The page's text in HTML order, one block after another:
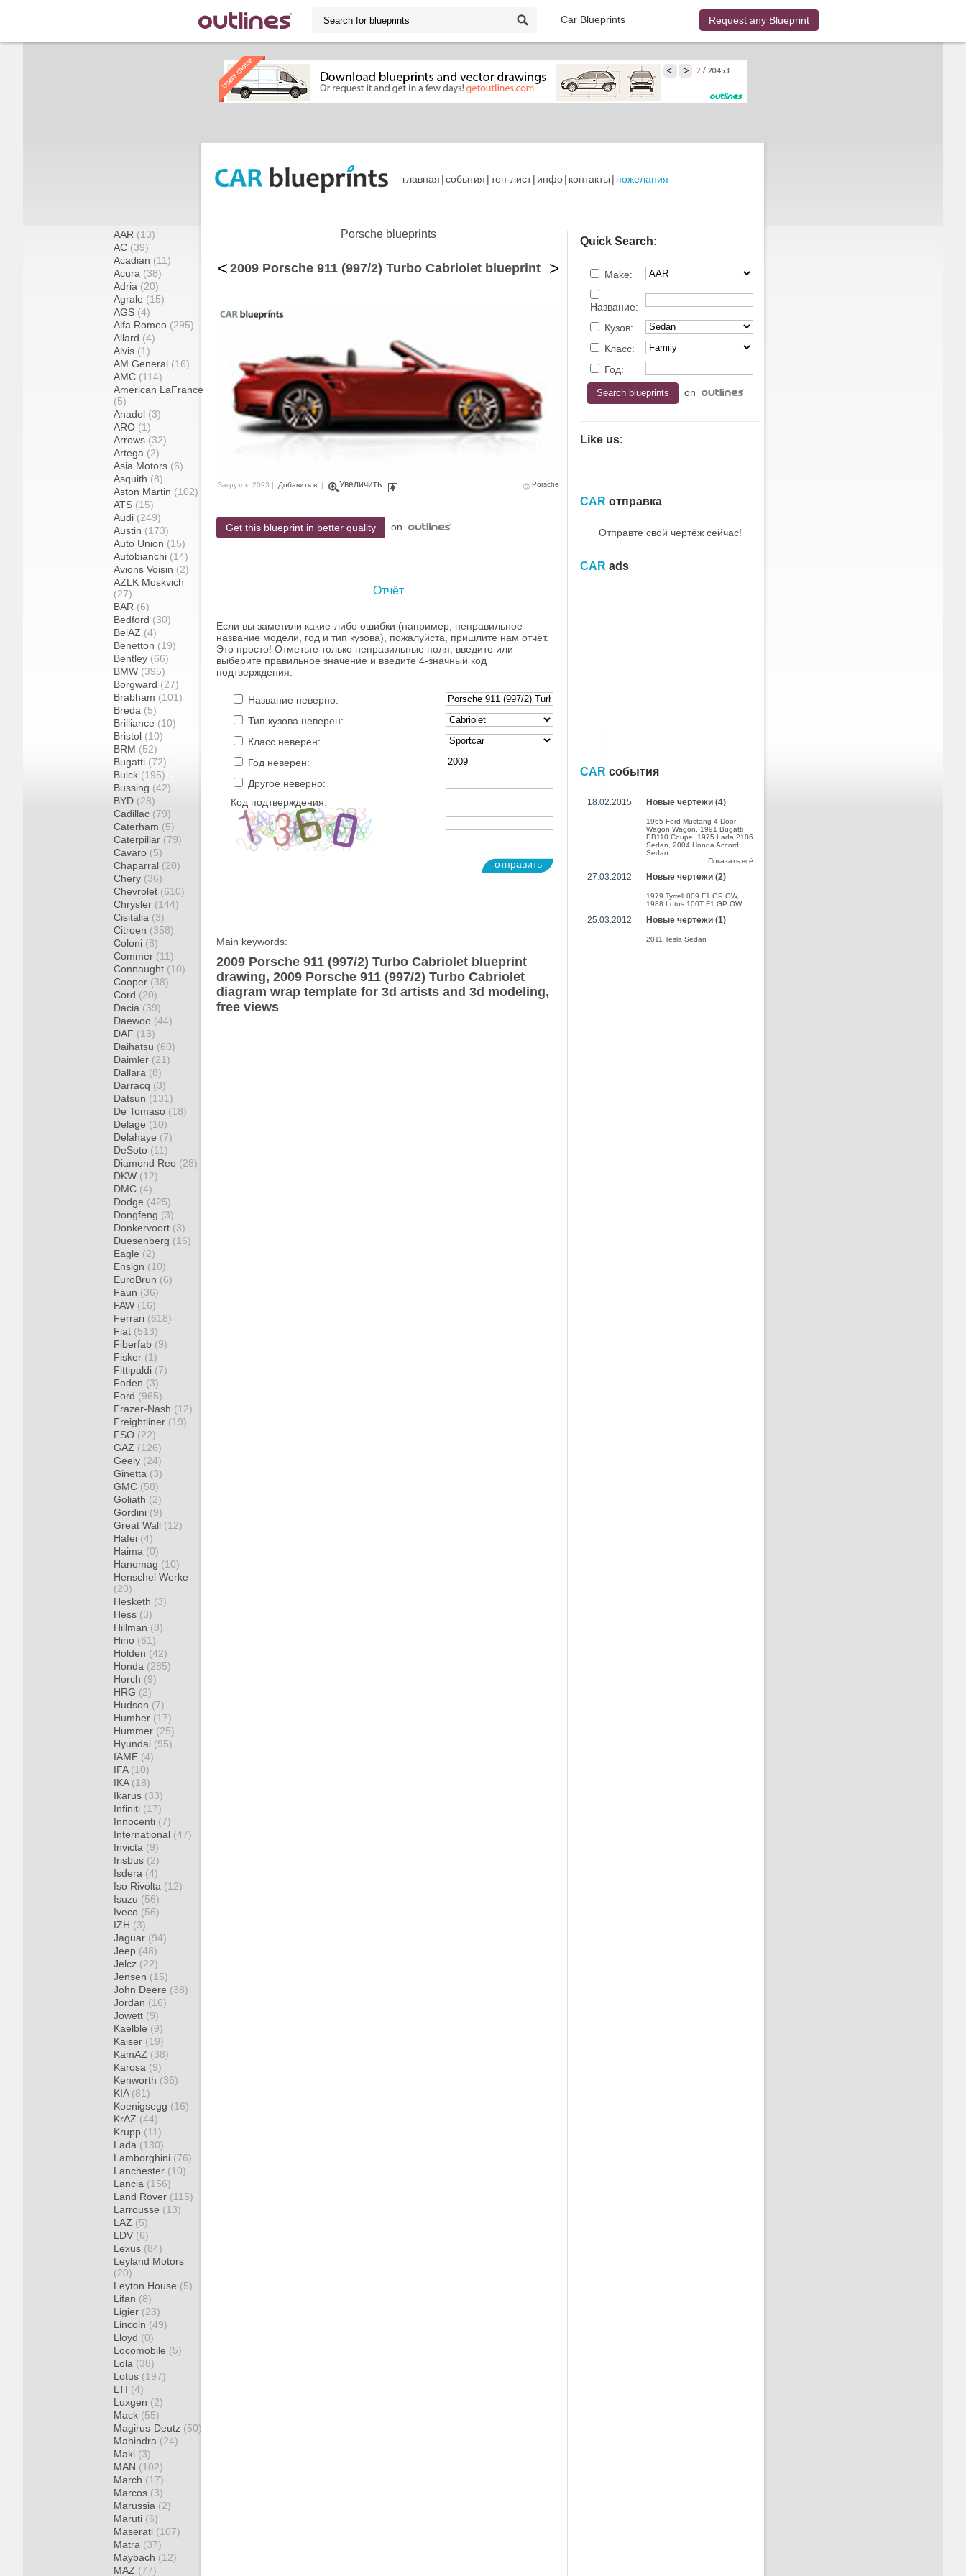
Car Blueprints Request any Blueprint
главная |события |топ-лист| инфо| контакты | пожелания
AAR (13)
AC (39)
Acadian (11)
Acura (38)
Adria (20)
Agrale (15)
AGS (4)
Alfa Romeo (295)
Allard (4)
Alvis (1)
AM General (16)
AMC (114)
American LaFrance
(5)
Anadol (3)
ARO (1)
Arrows (32)
Artega (2)
Asia Motors (6)
Asquith (8)
Aston Martin (102)
ATS (15)
Audi (249)
Austin (173)
Auto Union (15)
Autobianchi (14)
Avions Voisin (2)
AZLK Moskvich
(27)
BAR (6)
Bedford (30)
BelAZ (4)
Benetton (19)
Bentley (66)
BMW (395)
Borgward (27)
Brabham (101)
Breda (5)
Brilliance (10)
Bristol (10)
BRM (52)
Bugatti (72)
Buick (195)
Bussing (42)
BYD (28)
Cadillac (79)
Caterham (5)
Caterpillar (79)
Cavaro (5)
Chaparral (20)
Chery (36)
Chevrolet (610)
Chrysler (144)
Cisitalia (3)
Citroen (358)
Coloni (8)
Commer (11)
Connaught (10)
Cooper (38)
Cord (20)
Dacia (39)
Daewoo (44)
DAF (13)
Daihatsu (60)
Daimler (21)
Dallara (8)
Darracq (3)
Datsun (131)
De Tomaso (18)
Delage (10)
Delahaye (7)
DeSoto (11)
Diamond Reo (28)
DKW (12)
DMC (4)
Dodge (425)
Dongfeng (3)
Donkervoort (3)
Duesenberg (16)
Eagle (2)
Ensign (10)
EuroBrun (6)
Faun (36)
FAW (16)
Ferrari (618)
Fiat (513)
Fiberfab (9)
Fisker (1)
Fittipaldi (7)
Foden (3)
Ford (965)
Frazer-Nash (12)
Freightliner (19)
FSO (22)
GAZ (126)
Geely (24)
Ginetta (3)
GMC (58)
Goliath (2)
Gordini (9)
Great Wall (12)
Hafei (4)
Haima (0)
Hanomag (10)
Henschel Werke
(20)
Hesketh (3)
Hess (3)
Hillman (8)
Hino (61)
Holden (42)
Honda (285)
Horch (9)
HRG (2)
Hudson (7)
Humber (17)
Hummer (25)
Hyundai (95)
IAME (4)
IFA (10)
IKA (18)
Ikarus (33)
Infiniti (17)
Innocenti (7)
International (47)
Invicta (9)
Irisbus (2)
Isdera (4)
Iso Rivolta (12)
Isuzu (56)
Iveco (56)
IZH (3)
Jaguar (94)
Jeep (48)
Jelcz (22)
Jensen (15)
John Deere (38)
Jordan (16)
Jowett (9)
Kaelble (9)
Kaiser (19)
KamAZ (38)
Karosa (9)
Kenworth (36)
KIA (81)
Koenigsegg (16)
KrAZ (44)
Krupp (11)
Lada (130)
Lamborghini (76)
Lanchester (10)
Lancia (156)
Land Rover (115)
Larrousse (13)
LAZ (5)
LDV (6)
Lexus (84)
Leyland Motors
(20)
Leyton House (5)
Lifan (8)
Ligier (23)
Lincoln (49)
Lloyd (0)
Locomobile (5)
Lola (38)
Lotus (197)
LTI (4)
Luxgen (2)
Mack (55)
Magirus-Deutz (50)
Mahindra (24)
Maki (3)
MAN (102)
March (17)
Marcos (3)
Marussia (2)
Maruti (6)
Maserati (107)
Matra (37)
Maybach (12)
MAZ (77)
Porsche blueprints
< 2009 Porsche 911 (997/2) Turbo Cabriolet blueprint >
Загрузок: 2093 | Добавить в | Увеличить Porsche
Get this blueprint in better quality on
Отчёт
Если вы заметили какие-либо ошибки (например, неправильное
название модели, год и тип кузова), пожалуйста, пришлите нам отчёт.
Это просто! Отметьте только неправильные поля, введите или
выберите правильное значение и введите 4-значный код
подтверждения.
Название неверно:
Тип кузова неверен:
Класс неверен:
Год неверен:
Другое неверно:
Код подтверждения:
отправить
Main keywords:
2009 Porsche 911 (997/2) Turbo Cabriolet blueprint
drawing, 2009 Porsche 911 (997/2) Turbo Cabriolet
diagram wrap template for 3d artists and 3d modeling,
free views
Quick Search:
Make:
Название:
Кузов:
Класс:
Год:
on
Like us:
CAR отправка
Отправте свой чертёж сейчас!
CAR ads
CAR события
18.02.2015 Новые чертежи (4)
1965 Ford Mustang 4-Door
Wagon Wagon
1991 Bugatti
EB110 Coupe
1975 Lada 2106
Sedan
2004 Honda Accord
Sedan
Показать всё
27.03.2012 Новые чертежи (2)
1979 Tyrrell 009 F1 GP OW,
1988 Lotus 100T F1 GP OW
25.03.2012 Новые чертежи (1)
2011 Tesla Sedan